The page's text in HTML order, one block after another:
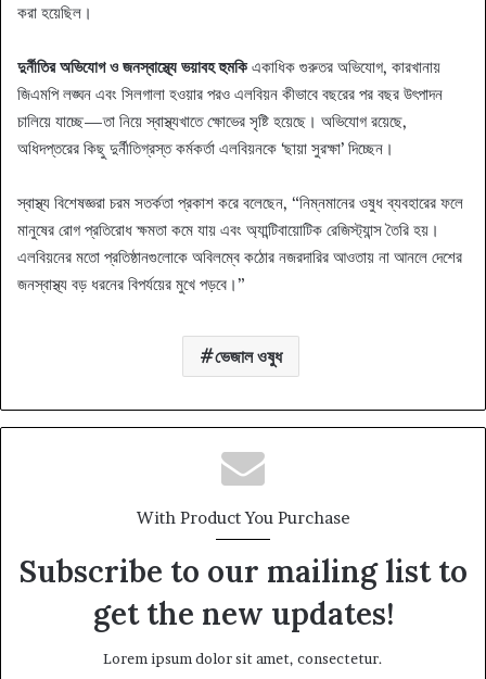
করা হয়েছিল।
দুর্নীতির অভিযোগ ও জনস্বাস্থ্যে ভয়াবহ হুমকিএকাধিক গুরুতর অভিযোগ, কারখানায়
জিএমপি লঙ্ঘন এবং সিলগালা হওয়ার পরও এলবিয়ন কীভাবে বছরের পর বছর উৎপাদন
চালিয়ে যাচ্ছে—তা নিয়ে স্বাস্থ্যখাতে ক্ষোভের সৃষ্টি হয়েছে। অভিযোগ রয়েছে,
অধিদপ্তরের কিছু দুর্নীতিগ্রস্ত কর্মকর্তা এলবিয়নকে ‘ছায়া সুরক্ষা’ দিচ্ছেন।
স্বাস্থ্য বিশেষজ্ঞরা চরম সতর্কতা প্রকাশ করে বলেছেন, “নিম্নমানের ওষুধ ব্যবহারের ফলে
মানুষের রোগ প্রতিরোধ ক্ষমতা কমে যায় এবং অ্যান্টিবায়োটিক রেজিস্ট্যান্স তৈরি হয়।
এলবিয়নের মতো প্রতিষ্ঠানগুলোকে অবিলম্বে কঠোর নজরদারির আওতায় না আনলে দেশের
জনস্বাস্থ্য বড় ধরনের বিপর্যয়ের মুখে পড়বে।”
ভেজাল ওষুধ
With Product You Purchase
Subscribe to our mailing list to
get the new updates!
Lorem ipsum dolor sit amet, consectetur.